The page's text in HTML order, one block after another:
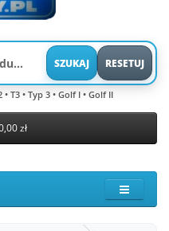
SZUKAJ RESETUJ
T3 • Typ 3 • Golf I • Golf II
zł